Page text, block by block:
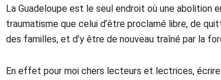
La Guadeloupe est le seul endroit où une abolition
traumatisme que celui d’être proclamé libre, de
des familles, et d’y être de nouveau traîné par la
En effet pour moi chers lecteurs et lectrices,